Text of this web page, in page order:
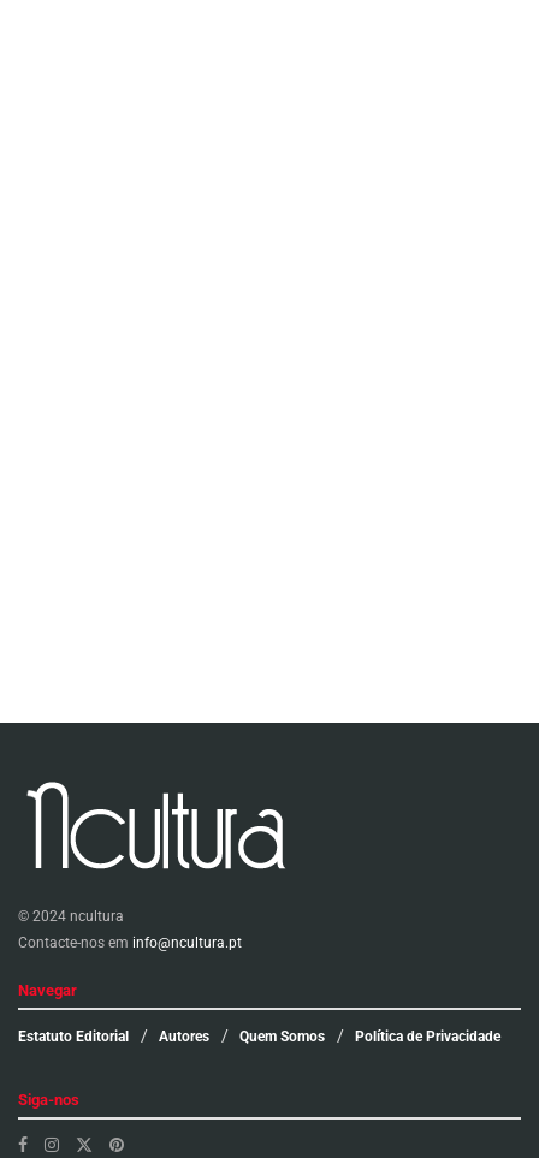
© 2024 ncultura
Contacte-nos em info@ncultura.pt
Navegar
Estatuto Editorial Autores Quem Somos Política de Privacidade
Siga-nos